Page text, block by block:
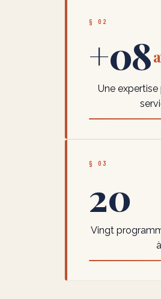
§ 02
+08
Une
§ 03
20
Vingt